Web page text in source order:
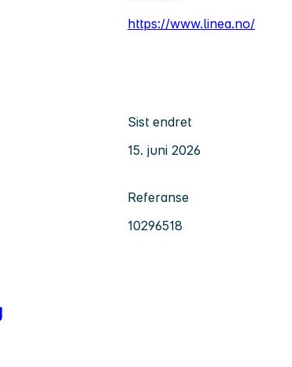
https://www.linea.no/
Sist endret
15. juni 2026
Referanse
10296518